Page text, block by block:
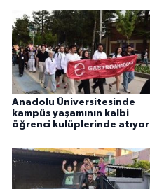
Anadolu Üniversitesinde
kampüs yaşamının kalbi
öğrenci kulüplerinde atıyor